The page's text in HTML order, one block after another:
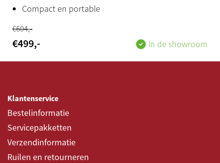
Compact en portable
€604,-
€499,- In de showroom
Klantenservice
Bestelinformatie
Servicepakketten
Verzendinformatie
Ruilen en retourneren